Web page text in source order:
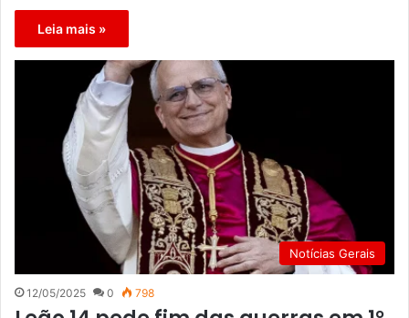
Leia mais »
Notícias Gerais
12/05/2025 0 798